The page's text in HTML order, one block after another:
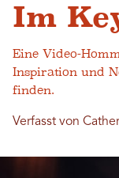
Im
Eine Video-
Inspiration und
finden.
Verfasst von